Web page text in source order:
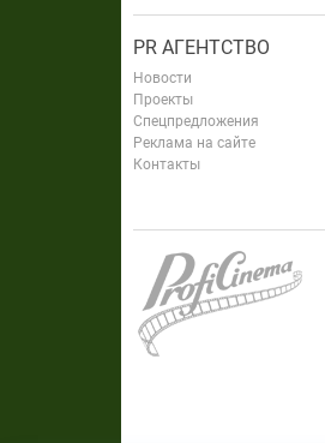
PR АГЕНТСТВО
Новости
Проекты
Спецпредложения
Реклама на сайте
Контакты